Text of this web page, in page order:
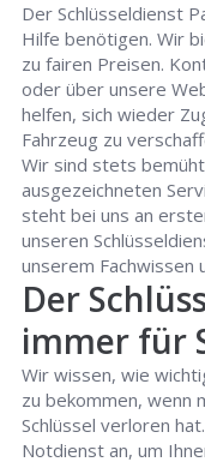
Der Schlüsseldienst
Hilfe benötigen. Wir
zu fairen Preisen.
oder über unsere
helfen, sich wieder
Fahrzeug zu
Wir sind stets
ausgezeichneten
steht bei uns an
unseren
unserem Fachwissen
Der
immer für
Wir wissen, wie
zu bekommen, wenn
Schlüssel verloren
Notdienst an, um